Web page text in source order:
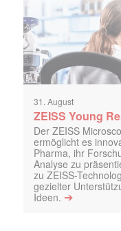
31. August
ZEISS Young
Der ZEISS
ermöglicht es
Pharma, ihr
Analyse zu
zu ZEISS-
gezielter
Ideen. ➔